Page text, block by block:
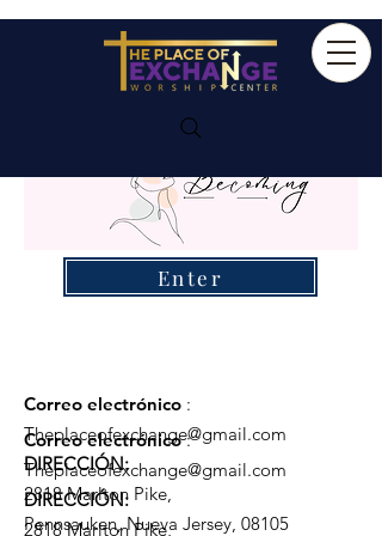
Enter
Correo electrónico :
Theplaceofexchange@gmail.com
DIRECCIÓN:
2818 Marlton Pike,
Pennsauken, Nueva Jersey, 08105
Correo electrónico:
Theplaceofexchange@gmail.com
DIRECCIÓN:
2818 Marlton Pike,